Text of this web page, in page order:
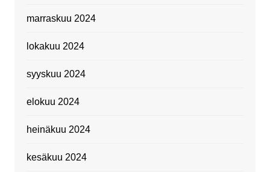
marraskuu 2024
lokakuu 2024
syyskuu 2024
elokuu 2024
heinäkuu 2024
kesäkuu 2024